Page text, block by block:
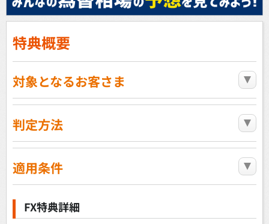
特典概要
対象となるお客さま
判定方法
適用条件
FX特典詳細